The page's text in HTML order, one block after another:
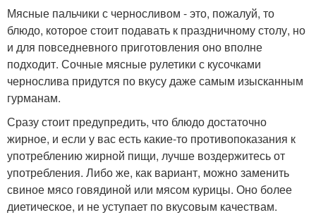
Мясные пальчики с черносливом - это, пожалуй, то
блюдо, которое стоит подавать к праздничному столу, но
и для повседневного приготовления оно вполне
подходит. Сочные мясные рулетики с кусочками
чернослива придутся по вкусу даже самым изысканным
гурманам.
Сразу стоит предупредить, что блюдо достаточно
жирное, и если у вас есть какие-то противопоказания к
употреблению жирной пищи, лучше воздержитесь от
употребления. Либо же, как вариант, можно заменить
свиное мясо говядиной или мясом курицы. Оно более
диетическое, и не уступает по вкусовым качествам.